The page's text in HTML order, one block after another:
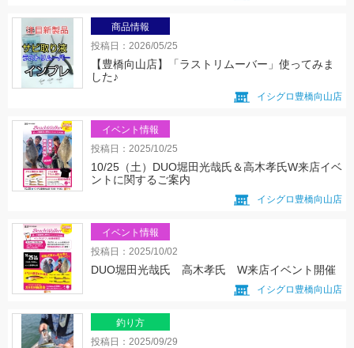
商品情報
投稿日：2026/05/25
【豊橋向山店】「ラストリムーバー」使ってみま
した♪
イシグロ豊橋向山店
イベント情報
投稿日：2025/10/25
10/25（土）DUO堀田光哉氏＆高木孝氏W来店イベ
ントに関するご案内
イシグロ豊橋向山店
イベント情報
投稿日：2025/10/02
DUO堀田光哉氏 高木孝氏 W来店イベント開催
イシグロ豊橋向山店
釣り方
投稿日：2025/09/29